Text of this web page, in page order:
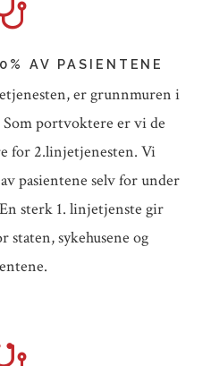
AV PASIENTENE
er grunnmuren i
Som portvoktere er vi de
for 2.linjetjenesten. Vi
pasientene selv for under
sterk 1. linjetjenste gir
staten, sykehusene og